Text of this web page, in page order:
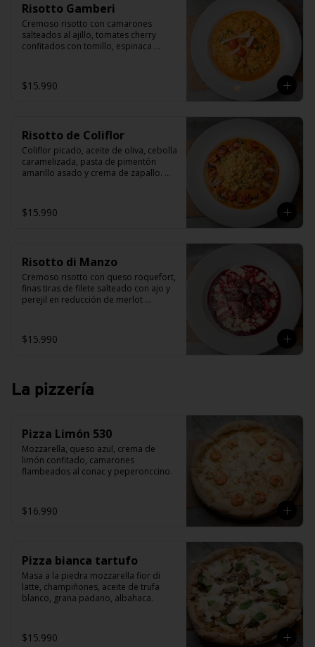
Risotto Gamberi
Cremoso risotto con camarones
salteados al ajillo, tomates cherry
confitados con tomillo, espinaca
$15.990
Risotto de Coliflor
Coliflor picado, aceite de oliva, cebolla
caramelizada, pasta de pimentón
amarillo asado y crema de zapallo.
$15.990
Risotto di Manzo
Cremoso risotto con queso roquefort,
finas tiras de filete salteado con ajo y
perejil en reducción de merlot
$15.990
La pizzería
Pizza Limón 530
Mozzarella, queso azul, crema de
limón confitado, camarones
flambeados al conac y peperonccino.
$16.990
Pizza bianca tartufo
Masa a la piedra mozzarella fior di
latte, champiñones, aceite de trufa
blanco, grana padano, albahaca.
$15.990